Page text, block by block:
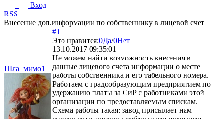
Вход
RSS
Внесение доп.информации по собственнику в лицевой счет
Шла_мимо1
#1
Это нравится:0Да/0Нет
13.10.2017 09:35:01
Не можем найти возможность внесения в
данные лицевого счета информации о месте
работы собственника и его табельного номера.
Работаем с градообразующим предприятием по
удержанию платы за СиР с работниками этой
организации по предоставляемым спискам.
Схема работы такая: завод присылает нам